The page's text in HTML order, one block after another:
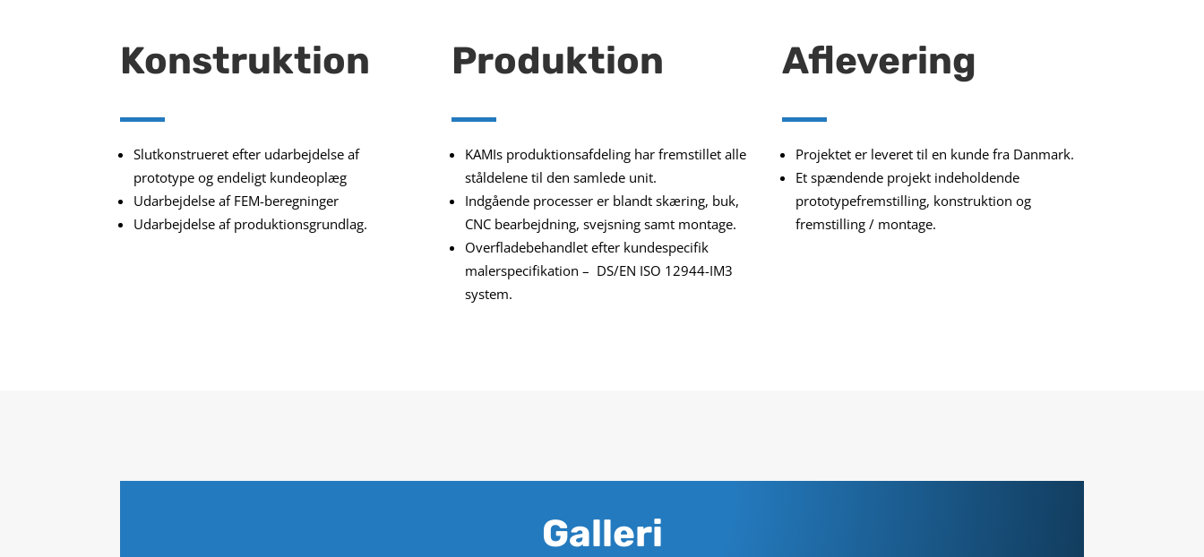
Konstruktion
Slutkonstrueret efter udarbejdelse af
prototype og endeligt kundeoplæg
Udarbejdelse af FEM-beregninger
Udarbejdelse af produktionsgrundlag.
Produktion
KAMIs produktionsafdeling har fremstillet alle
ståldelene til den samlede unit.
Indgående processer er blandt skæring, buk,
CNC bearbejdning, svejsning samt montage.
Overfladebehandlet efter kundespecifik
malerspecifikation – DS/EN ISO 12944-IM3
system.
Aflevering
Projektet er leveret til en kunde fra Danmark.
Et spændende projekt indeholdende
prototypefremstilling, konstruktion og
fremstilling / montage.
Galleri